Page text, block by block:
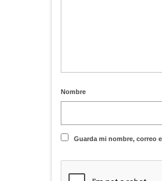
Nombre
Guarda mi nombre, correo